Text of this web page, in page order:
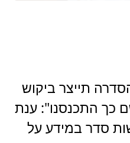
תייצר ביקוש
כך התכנסנו": ענת
סדר במידע על